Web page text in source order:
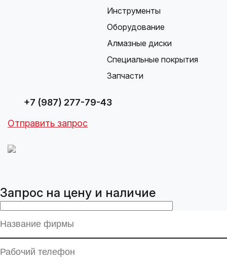
Инструменты
Оборудование
Алмазные диски
Специальные покрытия
Запчасти
+7 (987) 277-79-43
Отправить запрос
Запрос на цену и наличие